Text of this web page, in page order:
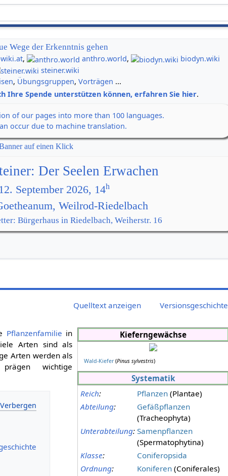
Wege der Erkenntnis gehen
, anthro.world,
biodyn.wiki
steiner.wiki
, Übungsgruppen,Vorträgen ...
Ihre Spende unterstützen können, erfahren Sie hier.
of our pages into more than 100 languages.
occur due to machine translation.
auf einen Klick
Der Seelen Erwachen
12. September 2026, 14h
Weilrod-Riedelbach
Bürgerhaus in Riedelbach, Weiherstr. 16
Quelltext anzeigen Versionsgeschichte
Kieferngewächse
Wald-Kiefer(Pinus sylvestris)
Systematik
Reich: Pflanzen (Plantae)
Abteilung:
Gefäßpflanzen
(Tracheophyta)
Unterabteilung: Samenpflanzen
(Spermatophytina)
Klasse:
Coniferopsida
Ordnung: Koniferen (Coniferales)
Pflanzenfamilie in
Arten sind als
Arten werden als
wichtige